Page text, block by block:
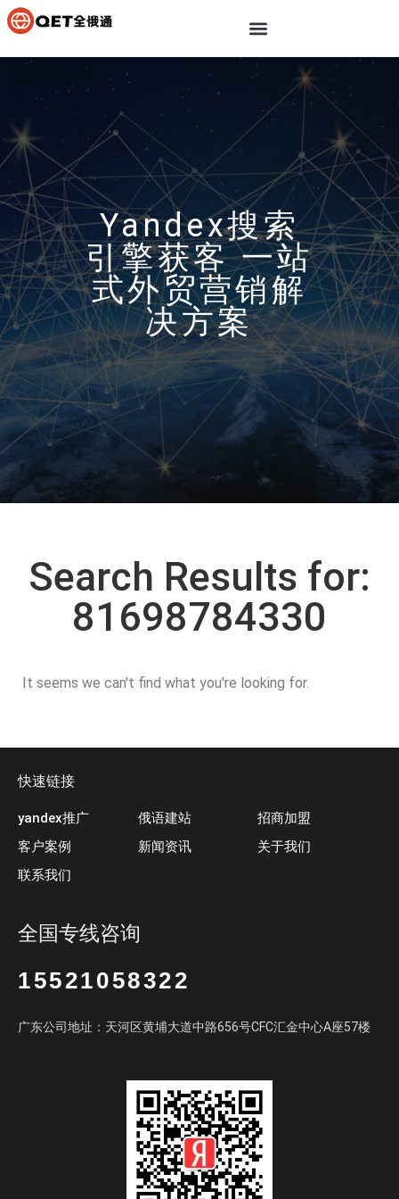
Yandex搜索
引擎获客 一站
式外贸营销解
决方案
Search Results for:
81698784330
It seems we can't find what you're looking for.
快速链接
yandex推广
客户案例
联系我们
俄语建站
新闻资讯
招商加盟
关于我们
全国专线咨询
15521058322
广东公司地址：天河区黄埔大道中路656号CFC汇金中心A座57楼